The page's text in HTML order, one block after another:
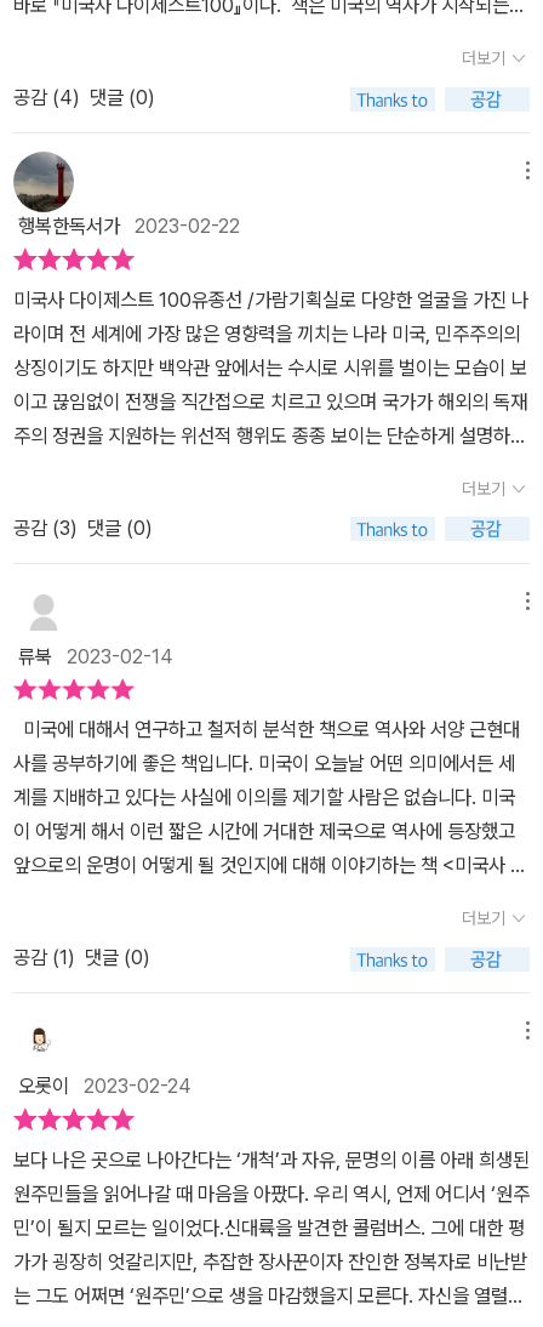
바로 『미국사 다이제스트100』이다. 책은 미국의 역사가 시작되는
최강, EU나 UN에 있음에도 불구하고 미국이 세계 속에서 갖는 그 위
상은 남달랐던 것에 비해 최근 최강국으로서의 면모가 다소 약화된게
아닐까 싶은 생각이 들기도 하기에 과연 미국이 앞으로 어떤 방향으
로 흘러갈지에 대한 부분도 유의미하게 볼 수 있는 부분이였다. 아무
리 약해졌다고는 하지만 여전히 세계의 패권과 미국의 관계는 뗄래야
뗄 수 없는 관계인만큼 미래의 미국에 대한 부분은 단순히 미국 내의
문제나 영향력으로만 머물지 않을 것이기 때문에 더욱 그렇다. 그렇
다면 과연 이 책의 포문을 여는 미국, 미국이라는 나라의 시작과 관련
한 이야기는 어떨까? 누구나 알겠지만 미국이 독립을 하기 전까지 미
국은 영국의 식민지였다. 지금의 미국의 위상을 생각하면 놀라운 부
분이기도 한데 다이제스트 1에서는 바로 이 미국의 시작에 대해, 미국
의 근간이 된 미국이라는 나라에 대한 개괄적인 이야기에서부터 알고
갈 수 있도록 해준다. 미국의 지금의 거대한 제국이 되기까지 국명
(國名)에 담긴 의미(아메리카, 주 등), 국가 권한, 주 관련 정보, 국기
되어주기도 한다. 하나의 주제에 대략 4 페이지 분량이 할애되는데
책의 판본이 작지 않아 비교적 많은 내용들이 포함되고 필요한 경우
사진이나 지도 등과 관련한 사료나 이미지 자료 등을 잘 활용하고 있
기 때문에 내용을 이해하는데도 도움이 된다. 전반적인 내용의 흐름
이 미국의 역사의 시작과 현재에 이르기까지의 흐름을 그대로 따르고
있고 주요 굵직굵직한 사건 중심으로 흘러가기 때문에 무엇보다도 지
루하지 않다는 점이 좋다. 읽고 있으면 이 모든 사건들이 모여서 지금
의 미국이 있게 했다는 것을 생각하면 99가지의 다이제스트가 갖는
게 해주는 계기도 될 것이다. 신대륙의 발견과 개척, 영국의 식민지에
서 독립 그리고 미국의 건국을 둘러싼 논쟁, 전쟁과 이주가 있었고 산
업혁명을 거치면서 점차 팽창해가는 모습은 마치 어떤 면에서는 한
대륙에 새로운 인류가 점차 국가의 형태를 갖추고 성장해가는 모습의
축소판 같다는 생각도 든다. 또 책에서는 노예제도가 미국 내에서 얼
마나 큰 영향력이 있었고 또 이를 둘러싼 남북전쟁, 무려 내전이라고
까지 표현한 남과 북의 전쟁과 그 과정에서 나타났던 링컨과 백인우
월주의 등은 미국사는 물론 세계사에서도 크게 다뤄지는 부분인만큼
유심히 보게 된다. 그리고 지금의 미국의 대표하는 이미지인 자본주
의가 어떻게 성장했고 제국주의 시대의 미국은 어떤 전쟁에 참여하고
어떤 국가적 사업을 시행했는지도 알 수 있고 흥미로운 부분은 미국
의 부흥기와 위기 편이다. 그리고 제2차 세계대전과 점차 근현대로
더보기
공감 (4) 댓글 (0)
행복한독서가2023-02-22
미국사 다이제스트 100유종선 /가람기획​​​실로 다양한 얼굴을 가진 나
라이며 전 세계에 가장 많은 영향력을 끼치는 나라 미국, 민주주의의
상징이기도 하지만 백악관 앞에서는 수시로 시위를 벌이는 모습이 보
이고 끊임없이 전쟁을 직간접으로 치르고 있으며 국가가 해외의 독재
주의 정권을 지원하는 위선적 행위도 종종 보이는 단순하게 설명하기
미국적 사고방식과 삶의 모습을 역사를 통해 이해해 보자는 것이 이
책에서 미국 역사를 공부하고자 하는 궁극적 목적이다. 이 책을 통해
미국인들의 가치관과 삶이 일관되고 분명한 모습으로 자리 잡는 장면
들을 독자들이 확인할 수 있는 좋은 기회이기도 하다.​아메리카 대륙
을 처음 발견한 사람이 콜럼버스로 알고 있었지만 실제 발견하기 전
부터 아시아에서 건너온 종족인 아메리카 원주민들이 살고 있었다.
개척자들은 탄압에 저항하고 진정한 종교의 자유를 얻기 위해 미국으
로 이주해왔고 논리적으로 생각해 보면 이미 살고 있는 원주민들의
삶의 터전을 빼앗은 격이 된다. 유럽인들의 잔인한 정복과 그들이 가
지고 온 문명의 선물인 홍역, 감기, 성병 등으로부터 수많은 원주민들
이 목숨을 잃었고 개척과 자유, 문명이라는 이름 아래 희생당하며 미
국 역사의 치부로 남게 되었다. 미국의 독립전쟁 또한 빼놓을 수 없는
역사의 한 축이다. 전쟁 발발 이전 상황부터 독립전쟁에 승리한 이후
워싱턴을 초대 대통령으로 선출하는 상황까지의 사건을 중심으로 한
전쟁은 미국사의 가장 중요한 사건으로 부각된다. 미국시민끼리의 전
쟁이기도했지만 전쟁만으로는흑인에 대한 사회적 차별문제가 해결되
지는 않았다. 이 후 미국도 산업혁명의 흐름에 올라타게 되고 공업화
로 급성장하면서 유럽의 다양한 나라들과 함께 강대국으로 어깨를 나
란히 하게된다. 2차세계대전이후 유럽의 국가들이 막대한 피혜를 입
게되자 미국은 독보적인 세계 최강대국으로 우뚝 서게된다. ​가장 다
양한 인종들이 어울려 살아가는 미국은 그 가운데 다양한 문화들을
변형, 개량하여 자신들만의 독특한 문화로 구축하였고 기술의 발전과
더보기
공감 (3) 댓글 (0)
류북 2023-02-14
사를 공부하기에 좋은 책입니다. 미국이 오늘날 어떤 의미에서든 세
계를 지배하고 있다는 사실에 이의를 제기할 사람은 없습니다. 미국
이 어떻게 해서 이런 짧은 시간에 거대한 제국으로 역사에 등장했고
앞으로의 운명이 어떻게 될 것인지에 대해 이야기하는 책 <미국사 다
으로 살펴볼 수 있는 좋은 기회입니다. 그동안 궁금 했지만 몰랐던 이
야기 기대되는 책입니다. 아마 지금의 젊은 사람들은 미국이 영국
의 식민지 였다는 사실을 모를 것입니다. 우리가 왜 그동안 미국의 역
사에는 관심이 없었는지 모릅니다. 한 나라의 역사를 알아야 앞으로
92년 콜럼버스는 지구가 둥글다는 신념을 가지고 에스파냐에서 인도
를 찾아 항해를 시작했고 이때 도착한 곳이 아메리카 대륙이었습니
다. 콜럼버스는 죽을 때까지 이곳을 인도라고 믿고 있었다고 합니다.
영국의 식민지 건설로 13개 자치주가 영국의 지배를 받으며 살았으나
과도한 세금으로 인해 독립전쟁이 일어났고 1776년 7월4일 독립선
언을 통해 아메리카 합중국이 탄생하게 됩니다. 모든 나라가 흥하
거나 망하거나 하는 길은 비슷한 과정을 겪는다고 합니다. 미국은 막
더보기
공감 (1) 댓글 (0)
오롯이 2023-02-24
보다 나은 곳으로 나아간다는 ‘개척’과 자유, 문명의 이름 아래 희생된
원주민들을 읽어나갈 때 마음을 아팠다. 우리 역시, 언제 어디서 ‘원주
민’이 될지 모르는 일이었다.신대륙을 발견한 콜럼버스. 그에 대한 평
가가 굉장히 엇갈리지만, 추잡한 장사꾼이자 잔인한 정복자로 비난받
는 그도 어쩌면 ‘원주민’으로 생을 마감했을지 모른다. 자신을 열렬히